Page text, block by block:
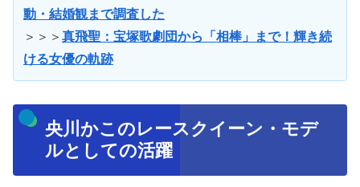
動・結婚観まで調査した
＞＞＞ 真飛聖：宝塚歌劇団から「相棒」まで！輝き続
ける女優の軌跡
央川かこのレースクイーン・モデ
ルとしての活躍